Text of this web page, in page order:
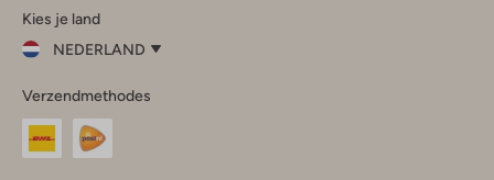
InstagramFacebook
Kies je land
NEDERLAND
je
land
Nederland
Verzendmethodes